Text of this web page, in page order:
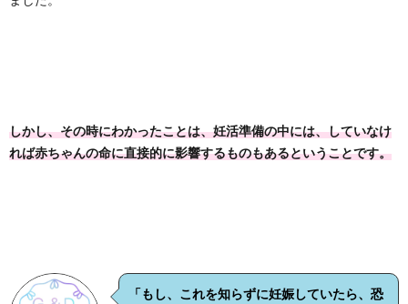
しかし、その時にわかったことは、妊活準備の中には、していなけ
れば赤ちゃんの命に直接的に影響するものもあるということです。
「もし、これを知らずに妊娠していたら、恐